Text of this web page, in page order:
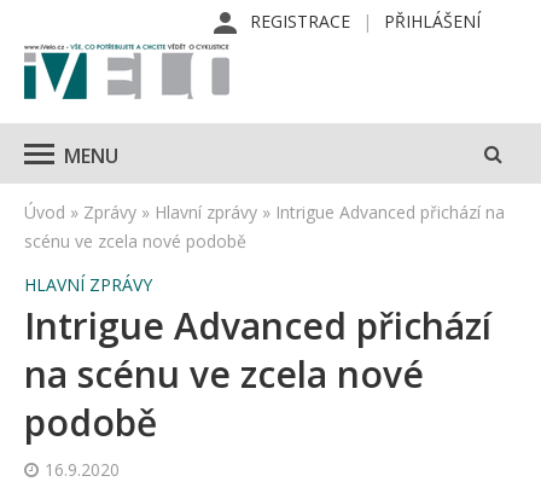
REGISTRACE PŘIHLÁŠENÍ
MENU
Úvod » Zprávy » Hlavní zprávy » Intrigue Advanced přichází na
scénu ve zcela nové podobě
HLAVNÍ ZPRÁVY
Intrigue Advanced přichází
na scénu ve zcela nové
podobě
16.9.2020